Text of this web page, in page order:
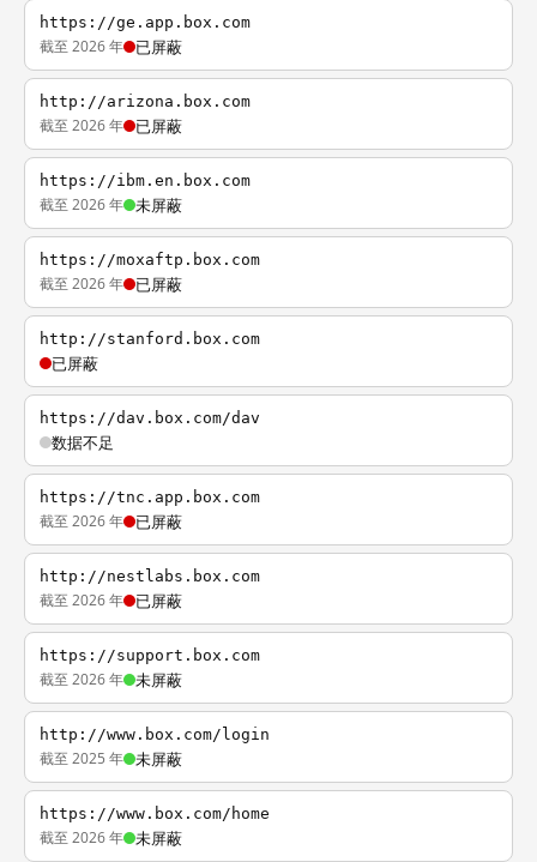
https://ge.app.box.com
截至 2026 年 已屏蔽
http://arizona.box.com
截至 2026 年 已屏蔽
https://ibm.en.box.com
截至 2026 年 未屏蔽
https://moxaftp.box.com
截至 2026 年 已屏蔽
http://stanford.box.com
已屏蔽
https://dav.box.com/dav
数据不足
https://tnc.app.box.com
截至 2026 年 已屏蔽
http://nestlabs.box.com
截至 2026 年 已屏蔽
https://support.box.com
截至 2026 年 未屏蔽
http://www.box.com/login
截至 2025 年 未屏蔽
https://www.box.com/home
截至 2026 年 未屏蔽